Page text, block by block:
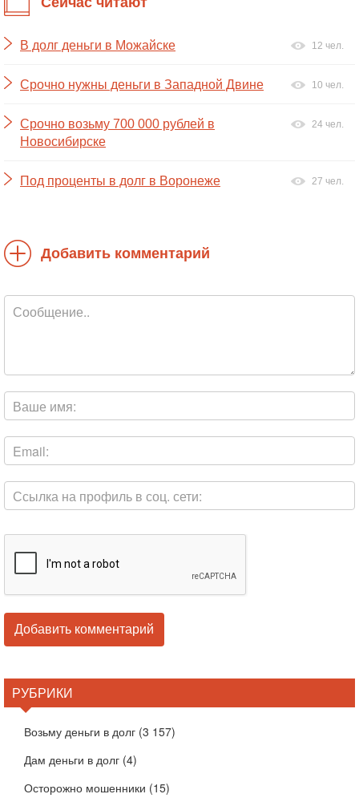
В долг деньги в Можайске 12 чел.
Срочно нужны деньги в Западной Двине 10 чел.
Срочно возьму 700 000 рублей в
Новосибирске
24 чел.
Под проценты в долг в Воронеже 27 чел.
Добавить комментарий
РУБРИКИ
Возьму деньги в долг (3 157)
Дам деньги в долг (4)
Осторожно мошенники (15)